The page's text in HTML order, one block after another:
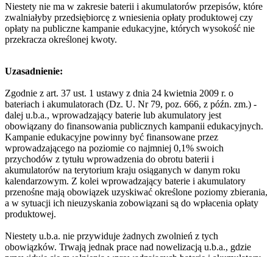
Niestety nie ma w zakresie baterii i akumulatorów przepisów, które
zwalniałyby przedsiębiorcę z wniesienia opłaty produktowej czy
opłaty na publiczne kampanie edukacyjne, których wysokość nie
przekracza określonej kwoty.
Uzasadnienie:
Zgodnie z art. 37 ust. 1 ustawy z dnia 24 kwietnia 2009 r. o
bateriach i akumulatorach (Dz. U. Nr 79, poz. 666, z późn. zm.) -
dalej u.b.a., wprowadzający baterie lub akumulatory jest
obowiązany do finansowania publicznych kampanii edukacyjnych.
Kampanie edukacyjne powinny być finansowane przez
wprowadzającego na poziomie co najmniej 0,1% swoich
przychodów z tytułu wprowadzenia do obrotu baterii i
akumulatorów na terytorium kraju osiąganych w danym roku
kalendarzowym. Z kolei wprowadzający baterie i akumulatory
przenośne mają obowiązek uzyskiwać określone poziomy zbierania,
a w sytuacji ich nieuzyskania zobowiązani są do wpłacenia opłaty
produktowej.
Niestety u.b.a. nie przywiduje żadnych zwolnień z tych
obowiązków. Trwają jednak prace nad nowelizacją u.b.a., gdzie